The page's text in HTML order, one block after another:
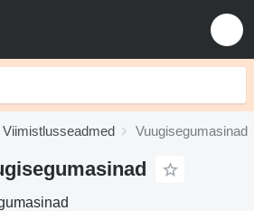
Viimistlusseadmed Vuugisegumasinad